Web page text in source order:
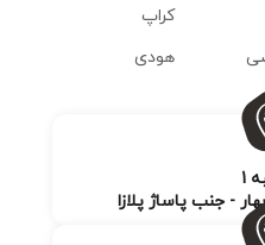
کراپ
هودی
1
- جنب پاساژ پلازا